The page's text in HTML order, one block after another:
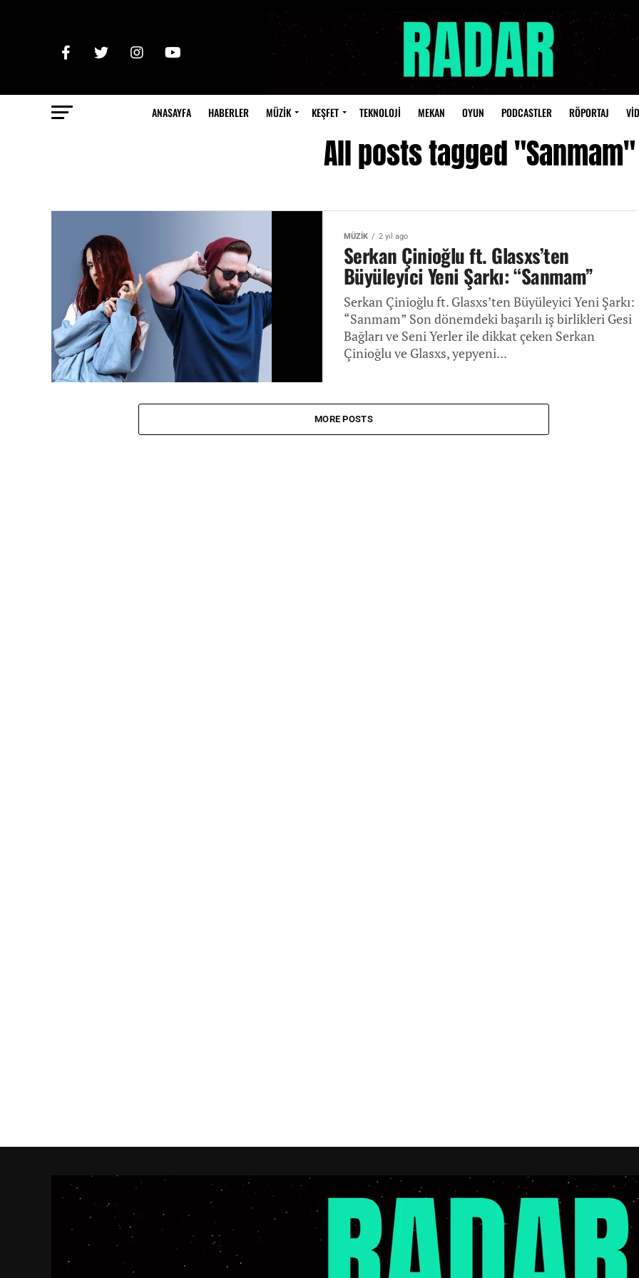
ANASAYFA HABERLER MÜZİK KEŞFET TEKNOLOJİ MEKAN OYUN PODCASTLER RÖPORTAJ
All posts tagged "Sanmam"
MÜZİK 2 yıl ago
Serkan Çinioğlu ft. Glasxs’ten
Büyüleyici Yeni Şarkı: “Sanmam”
Serkan Çinioğlu ft. Glasxs’ten Büyüleyici Yeni Şarkı:
“Sanmam” Son dönemdeki başarılı iş birlikleri Gesi
Bağları ve Seni Yerler ile dikkat çeken Serkan
Çinioğlu ve Glasxs, yepyeni...
MORE POSTS